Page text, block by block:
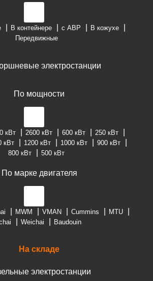
В контейнере с АВР
В кожухе
Передвижные
электростанции
По мощности
кВт 2600 кВт 600 кВт
250 кВт
кВт 1200 кВт 1000 кВт
900 кВт
800 кВт
500 кВт
По марке двигателя
MWM VMAN Cummins
MTU
Weichai Baudouin
На складе
электростанции